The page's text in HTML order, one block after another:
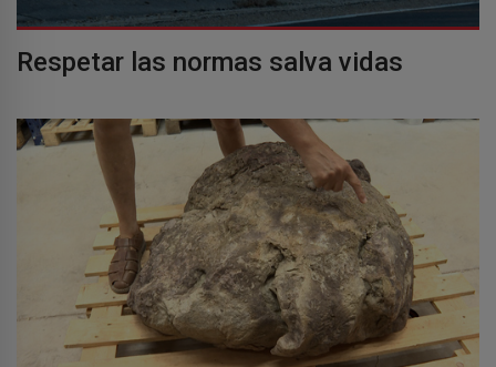
Respetar las normas salva vidas